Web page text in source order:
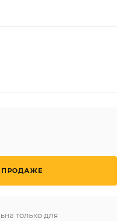
ПРОДАЖЕ
только для